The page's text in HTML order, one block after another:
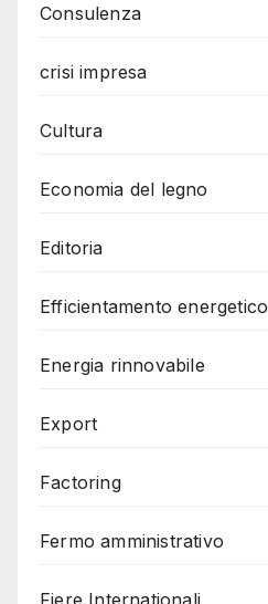
Consulenza
crisi impresa
Cultura
Economia del legno
Editoria
Efficientamento energetico
Energia rinnovabile
Export
Factoring
Fermo amministrativo
Fiere Internationali